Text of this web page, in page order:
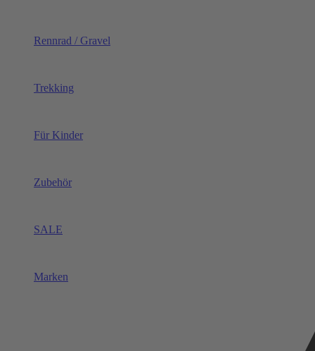
Rennrad / Gravel
Trekking
Für Kinder
Zubehör
SALE
Marken